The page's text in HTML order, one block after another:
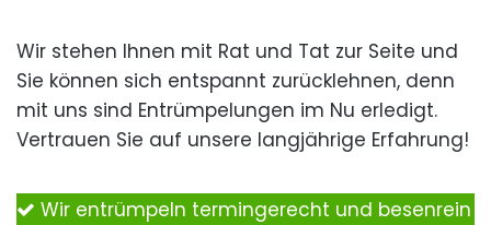
Wir stehen Ihnen mit Rat und Tat zur Seite und
Sie können sich entspannt zurücklehnen, denn
mit uns sind Entrümpelungen im Nu erledigt.
Vertrauen Sie auf unsere langjährige Erfahrung!
Wir entrümpeln termingerecht und besenrein